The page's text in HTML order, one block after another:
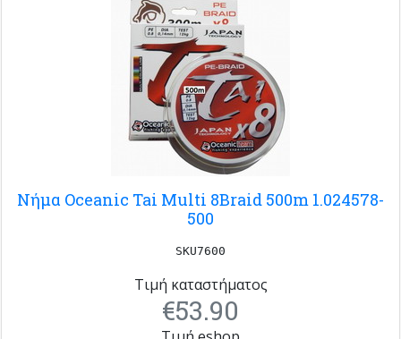
Νήμα Oceanic Tai Multi 8Braid 500m 1.024578-
500
SKU7600
Τιμή καταστήματος
€53.90